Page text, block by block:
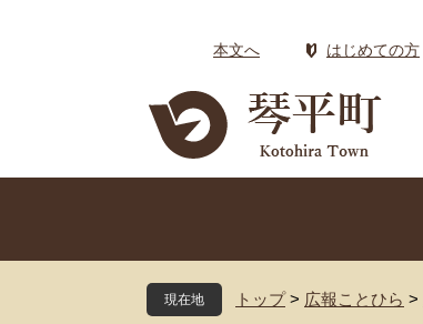
本文へ はじめての方
現在地 トップ > 広報ことひら >